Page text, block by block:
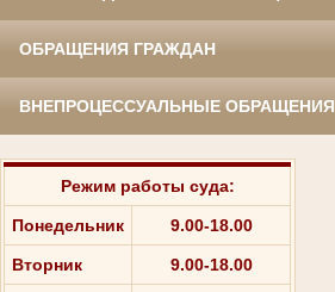
ОБРАЩЕНИЯ ГРАЖДАН
ВНЕПРОЦЕССУАЛЬНЫЕ ОБРАЩЕНИЯ
Режим работы суда:
Понедельник 9.00-18.00
Вторник 9.00-18.00